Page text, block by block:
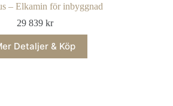
– Elkamin för inbyggnad
29 839 kr
Detaljer & Köp